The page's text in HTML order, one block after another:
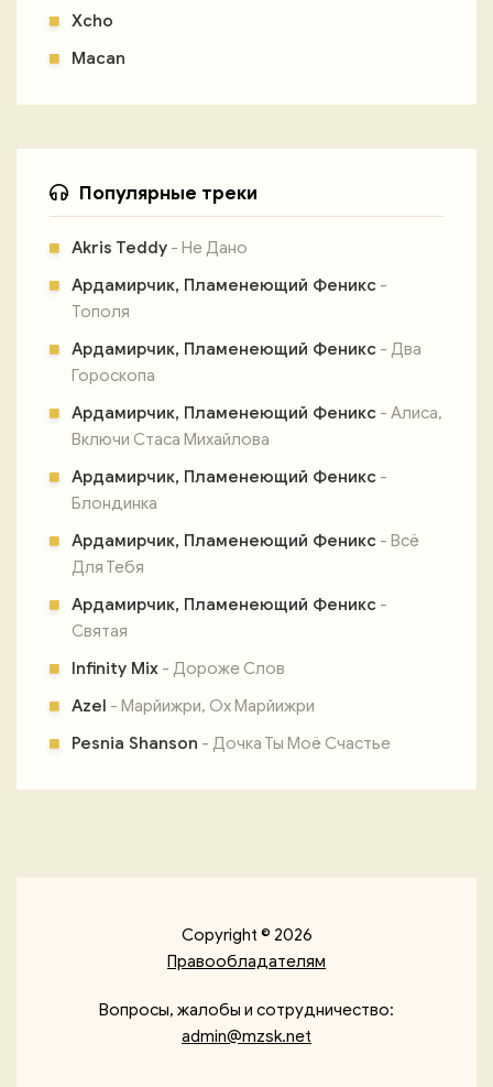
Xcho
Macan
Популярные треки
Akris Teddy - Не Дано
Ардамирчик, Пламенеющий Феникс -
Тополя
Ардамирчик, Пламенеющий Феникс - Два
Гороскопа
Ардамирчик, Пламенеющий Феникс - Алиса,
Включи Стаса Михайлова
Ардамирчик, Пламенеющий Феникс -
Блондинка
Ардамирчик, Пламенеющий Феникс - Всё
Для Тебя
Ардамирчик, Пламенеющий Феникс -
Святая
Infinity Mix - Дороже Слов
Azel - Марйижри, Ох Марйижри
Pesnia Shanson - Дочка Ты Моё Счастье
Copyright © 2026
Правообладателям
Вопросы, жалобы и сотрудничество:
admin@mzsk.net